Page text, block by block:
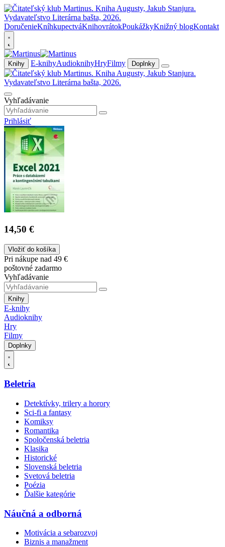
DoručenieKníhkupectváKnihovrátokPoukážkyKnižný blogKontakt
Knihy E-knihyAudioknihyHryFilmy Doplnky
Vyhľadávanie
Prihlásiť
14,50 €
Vložiť do košíka
Pri nákupe nad 49 €
poštovné zadarmo
Vyhľadávanie
Knihy
E-knihy
Audioknihy
Hry
Filmy
Doplnky
Beletria
Detektívky, trilery a horory
Sci-fi a fantasy
Komiksy
Romantika
Spoločenská beletria
Klasika
Historické
Slovenská beletria
Svetová beletria
Poézia
Ďalšie kategórie
Náučná a odborná
Motivácia a sebarozvoj
Biznis a manažment